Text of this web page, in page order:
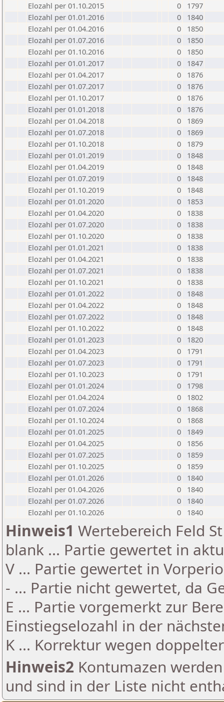
Elozahl per 01.10.2015
0
1797
Elozahl per 01.01.2016
0
1840
Elozahl per 01.04.2016
0
1850
Elozahl per 01.07.2016
0
1850
Elozahl per 01.10.2016
0
1850
Elozahl per 01.01.2017
0
1847
Elozahl per 01.04.2017
0
1876
Elozahl per 01.07.2017
0
1876
Elozahl per 01.10.2017
0
1876
Elozahl per 01.01.2018
0
1876
Elozahl per 01.04.2018
0
1869
Elozahl per 01.07.2018
0
1869
Elozahl per 01.10.2018
0
1879
Elozahl per 01.01.2019
0
1848
Elozahl per 01.04.2019
0
1848
Elozahl per 01.07.2019
0
1848
Elozahl per 01.10.2019
0
1848
Elozahl per 01.01.2020
0
1853
Elozahl per 01.04.2020
0
1838
Elozahl per 01.07.2020
0
1838
Elozahl per 01.10.2020
0
1838
Elozahl per 01.01.2021
0
1838
Elozahl per 01.04.2021
0
1838
Elozahl per 01.07.2021
0
1838
Elozahl per 01.10.2021
0
1838
Elozahl per 01.01.2022
0
1848
Elozahl per 01.04.2022
0
1848
Elozahl per 01.07.2022
0
1848
Elozahl per 01.10.2022
0
1848
Elozahl per 01.01.2023
0
1820
Elozahl per 01.04.2023
0
1791
Elozahl per 01.07.2023
0
1791
Elozahl per 01.10.2023
0
1791
Elozahl per 01.01.2024
0
1798
Elozahl per 01.04.2024
0
1802
Elozahl per 01.07.2024
0
1868
Elozahl per 01.10.2024
0
1868
Elozahl per 01.01.2025
0
1849
Elozahl per 01.04.2025
0
1856
Elozahl per 01.07.2025
0
1859
Elozahl per 01.10.2025
0
1859
Elozahl per 01.01.2026
0
1840
Elozahl per 01.04.2026
0
1840
Elozahl per 01.07.2026
0
1840
Elozahl per 01.10.2026
0 1840
Hinweis1 Wertebereich Feld
blank ... Partie gewertet in
V ... Partie gewertet in
- ... Partie nicht gewertet, da
E ... Partie vorgemerkt zur
Einstiegselozahl in der
K ... Korrektur wegen
Hinweis2 Kontumazen
und sind in der Liste nicht